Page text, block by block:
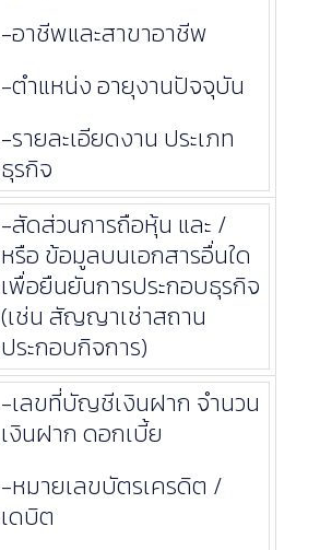
-อาชีพและสาขาอาชีพ
-ตำแหน่ง อายุงานปัจจุบัน
-รายละเอียดงาน ประเภท
ธุรกิจ
-สัดส่วนการถือหุ้น และ /
หรือ ข้อมูลบนเอกสารอื่นใด
เพื่อยืนยันการประกอบธุรกิจ
(เช่น สัญญาเช่าสถาน
ประกอบกิจการ)
-เลขที่บัญชีเงินฝาก จำนวน
เงินฝาก ดอกเบี้ย
-หมายเลขบัตรเครดิต /
เดบิต